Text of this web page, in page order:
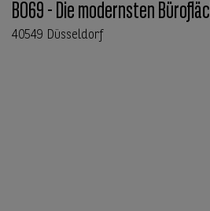
BÖ69 - Die modernsten
40549 Düsseldorf